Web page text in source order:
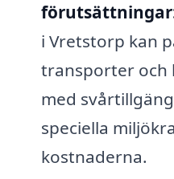
i Vretstorp kan
transporter och
med
speciella
kostnaderna.